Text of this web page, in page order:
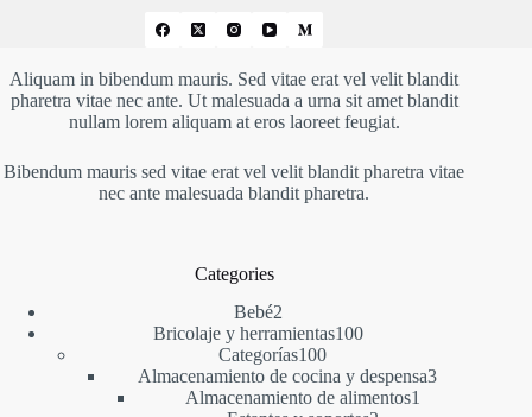
Aliquam in bibendum mauris. Sed vitae erat vel velit blandit
pharetra vitae nec ante. Ut malesuada a urna sit amet blandit
nullam lorem aliquam at eros laoreet feugiat.
Bibendum mauris sed vitae erat vel velit blandit pharetra vitae
nec ante malesuada blandit pharetra.
Categories
Bebé22
productos
Bricolaje y herramientas100100
Categorías100100
productos
Almacenamiento de cocina y despensa33
Almacenamiento de alimentos1